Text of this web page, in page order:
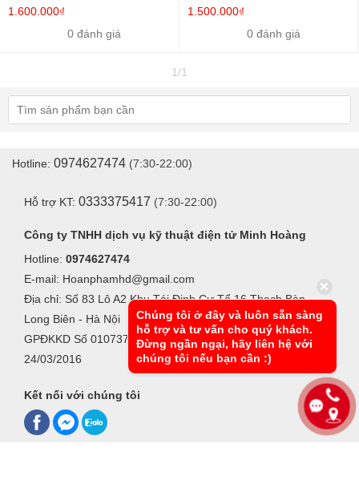
1.600.000₫
0 đánh giá
1.500.000₫
0 đánh giá
1/1
Hotline: 0974627474 (7:30-22:00)
Hỗ trợ KT: 0333375417 (7:30-22:00)
Công ty TNHH dịch vụ kỹ thuật điện tử Minh Hoàng
Hotline: 0974627474
E-mail: Hoanphamhd@gmail.com
Địa chỉ: Số 83 Lô A2 Khu Tái Định Cư Tổ 16 Thạch Bàn -
Long Biên - Hà Nội
GPĐKKD Số 0107370042, Do Sở KHĐT Hà Nội cấp ngày
24/03/2016
Kết nối với chúng tôi
Chúng tôi ở đây và luôn sẵn sàng
hỗ trợ và tư vấn cho quý khách.
Đừng ngần ngại, hãy liên hệ với
chúng tôi nếu bạn cần :)